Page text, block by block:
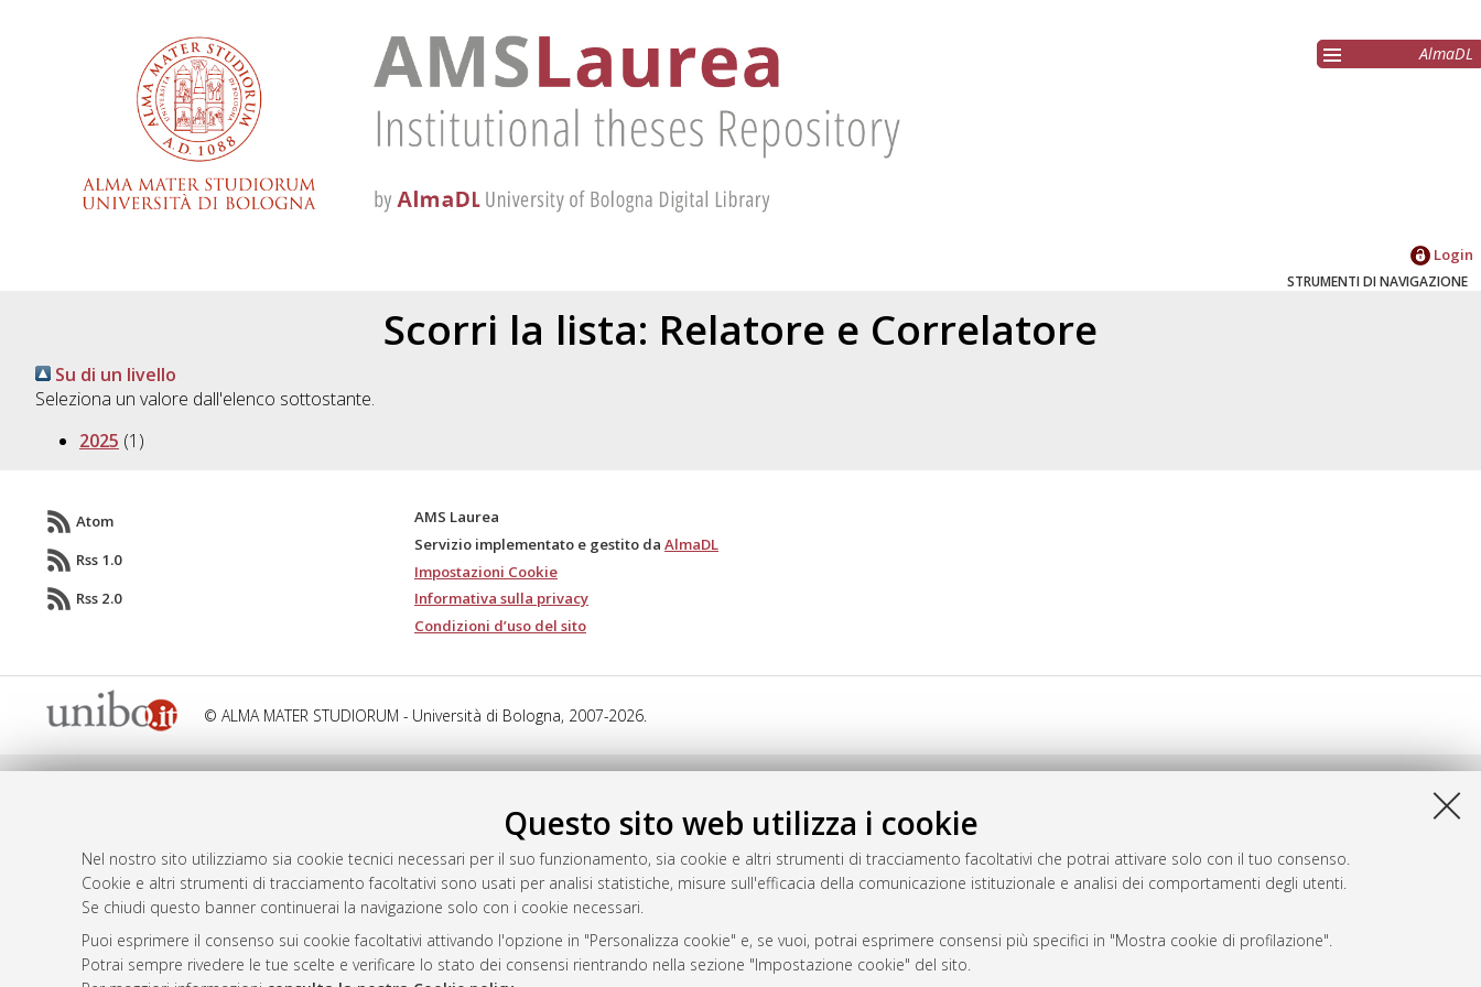
Questo sito web utilizza i cookie
Nel nostro sito utilizziamo sia cookie tecnici necessari per il suo funzionamento, sia cookie e altri strumenti di tracciamento facoltativi che potrai attivare solo con il tuo consenso.
Cookie e altri strumenti di tracciamento facoltativi sono usati per analisi statistiche, misure sull'efficacia della comunicazione istituzionale e analisi dei comportamenti degli utenti.
Se chiudi questo banner continuerai la navigazione solo con i cookie necessari.
Puoi esprimere il consenso sui cookie facoltativi attivando l'opzione in "Personalizza cookie" e, se vuoi, potrai esprimere consensi più specifici in "Mostra cookie di profilazione".
Potrai sempre rivedere le tue scelte e verificare lo stato dei consensi rientrando nella sezione "Impostazione cookie" del sito.
AlmaDL
Login
STRUMENTI DI NAVIGAZIONE
Scorri la lista: Relatore e Correlatore
Su di un livello
Seleziona un valore dall'elenco sottostante.
2025 (1)
Atom
Rss 1.0
Rss 2.0
AMS Laurea
Servizio implementato e gestito da AlmaDL
Impostazioni Cookie
Informativa sulla privacy
Condizioni d’uso del sito
© ALMA MATER STUDIORUM - Università di Bologna, 2007-2026.